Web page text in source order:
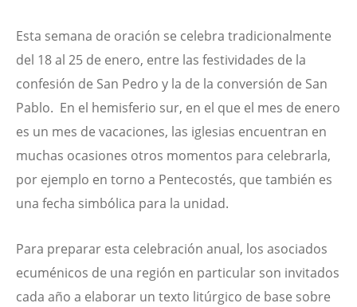
Esta semana de oración se celebra tradicionalmente
del 18 al 25 de enero, entre las festividades de la
confesión de San Pedro y la de la conversión de San
Pablo. En el hemisferio sur, en el que el mes de enero
es un mes de vacaciones, las iglesias encuentran en
muchas ocasiones otros momentos para celebrarla,
por ejemplo en torno a Pentecostés, que también es
una fecha simbólica para la unidad.
Para preparar esta celebración anual, los asociados
ecuménicos de una región en particular son invitados
cada año a elaborar un texto litúrgico de base sobre